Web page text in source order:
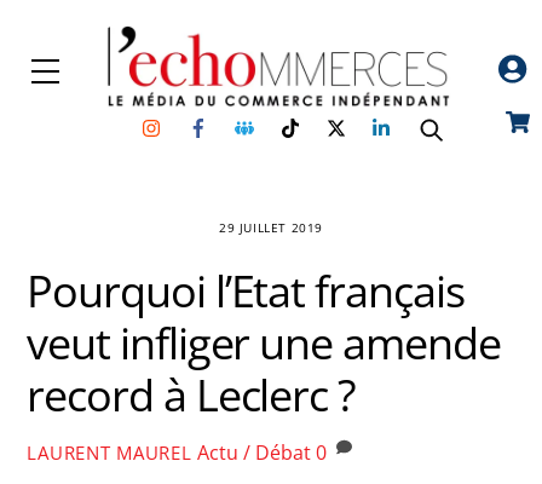
content
Menu
InstagramFacebookGroupe
Facebook
TikTokTwitterLinkedin
29 JUILLET 2019
Pourquoi l’Etat français
veut infliger une amende
record à Leclerc ?
LAURENT MAUREL Actu / Débat0